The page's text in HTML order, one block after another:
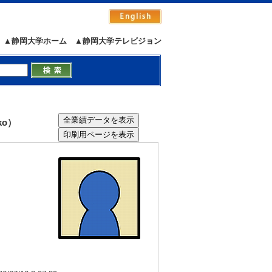
▲静岡大学テレビジョン
▲静岡大学ホーム
）